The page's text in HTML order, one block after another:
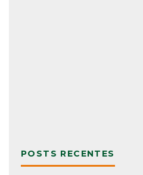
POSTS RECENTES